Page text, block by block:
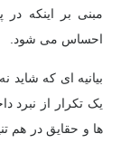
مبنی بر اینکه
احساس می شود.
بیانیه ای که شاید
یک تکرار از نبرد
ها و حقایق در هم